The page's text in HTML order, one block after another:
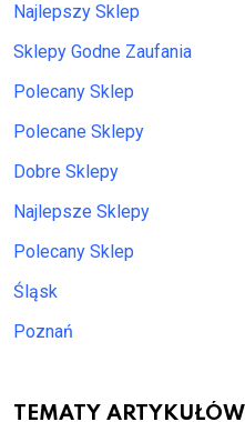
Najlepszy Sklep
Sklepy Godne Zaufania
Polecany Sklep
Polecane Sklepy
Dobre Sklepy
Najlepsze Sklepy
Polecany Sklep
Śląsk
Poznań
TEMATY ARTYKUŁÓW